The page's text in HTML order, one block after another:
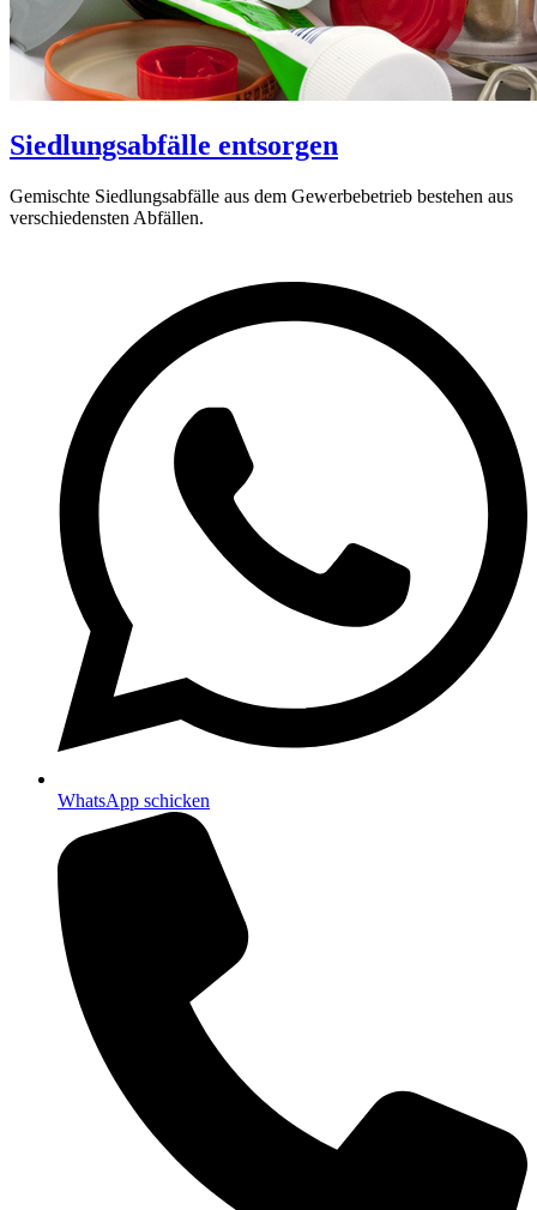
Siedlungsabfälle entsorgen
Gemischte Siedlungsabfälle aus dem Gewerbebetrieb bestehen aus
verschiedensten Abfällen.
WhatsApp schicken